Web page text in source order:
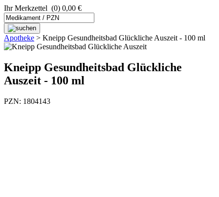
Ihr Merkzettel (0) 0,00 €
Apotheke > Kneipp Gesundheitsbad Glückliche Auszeit - 100 ml
Kneipp Gesundheitsbad Glückliche
Auszeit - 100 ml
PZN: 1804143